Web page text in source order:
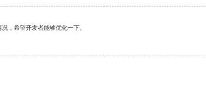
，希望开发者能够优化一下。